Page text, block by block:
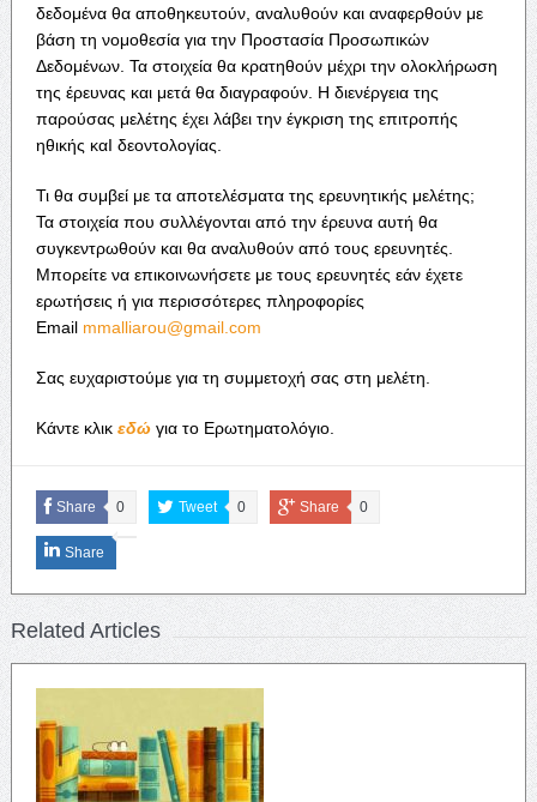
δεδομένα θα αποθηκευτούν, αναλυθούν και αναφερθούν με
βάση τη νομοθεσία για την Προστασία Προσωπικών
Δεδομένων. Τα στοιχεία θα κρατηθούν μέχρι την ολοκλήρωση
της έρευνας και μετά θα διαγραφούν. Η διενέργεια της
παρούσας μελέτης έχει λάβει την έγκριση της επιτροπής
ηθικής καΙ δεοντολογίας.
Τι θα συμβεί με τα αποτελέσματα της ερευνητικής μελέτης;
Τα στοιχεία που συλλέγονται από την έρευνα αυτή θα
συγκεντρωθούν και θα αναλυθούν από τους ερευνητές.
Μπορείτε να επικοινωνήσετε με τους ερευνητές εάν έχετε
ερωτήσεις ή για περισσότερες πληροφορίες
Email mmalliarou@gmail.com
Σας ευχαριστούμε για τη συμμετοχή σας στη μελέτη.
Κάντε κλικ εδώγια το Ερωτηματολόγιο.
Share 0 Tweet 0 Share 0
Share
Related Articles